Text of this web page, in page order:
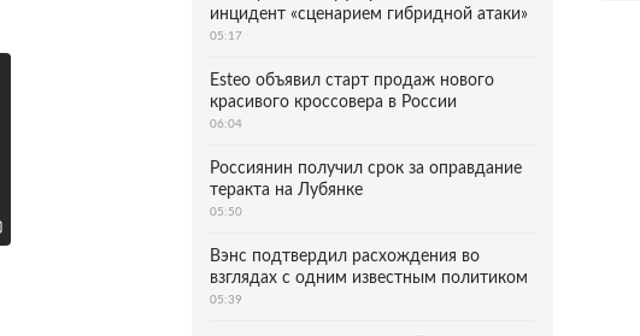
инцидент «сценарием гибридной атаки»
05:17
Esteo объявил старт продаж нового
красивого кроссовера в России
06:04
Россиянин получил срок за оправдание
теракта на Лубянке
05:50
Вэнс подтвердил расхождения во
взглядах с одним известным политиком
05:39